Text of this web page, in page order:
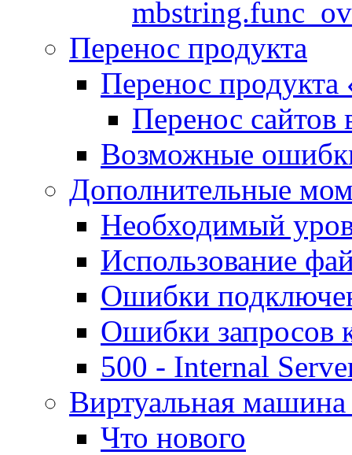
Перенос продукта
Перенос продукта
Перенос сайтов
Возможные
Дополнительные
Необходимый
Использование
Ошибки
Ошибки запросов
500 - Internal
Виртуальная
Что нового